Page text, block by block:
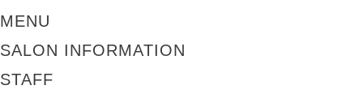
MENU
SALON INFORMATION
STAFF